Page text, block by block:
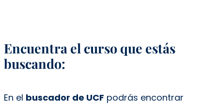
Encuentra el curso que estás
buscando:
En el buscador de UCF podrás encontrar